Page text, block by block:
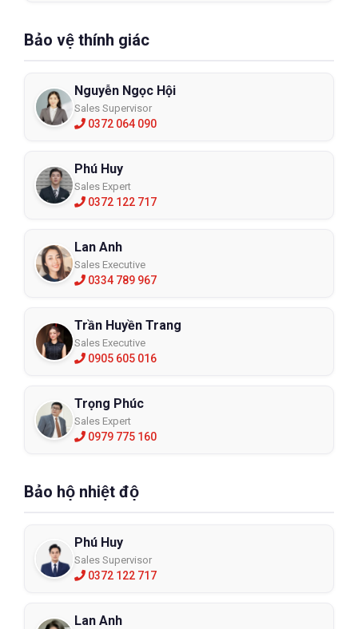
Bảo vệ thính giác
Nguyễn Ngọc Hội
Sales Supervisor
0372 064 090
Phú Huy
Sales Expert
0372 122 717
Lan Anh
Sales Executive
0334 789 967
Trần Huyền Trang
Sales Executive
0905 605 016
Trọng Phúc
Sales Expert
0979 775 160
Bảo hộ nhiệt độ
Phú Huy
Sales Supervisor
0372 122 717
Lan Anh